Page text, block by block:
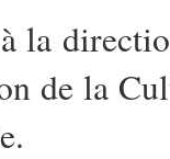
la
de la